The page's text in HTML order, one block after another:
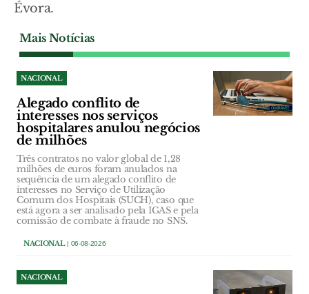
Évora.
Mais Notícias
NACIONAL
Alegado conflito de
interesses nos serviços
hospitalares anulou negócios
de milhões
Três contratos no valor global de 1,28
milhões de euros foram anulados na
sequência de um alegado conflito de
interesses no Serviço de Utilização
Comum dos Hospitais (SUCH), caso que
está agora a ser analisado pela IGAS e pela
comissão de combate à fraude no SNS.
NACIONAL| 06-08-2026
NACIONAL